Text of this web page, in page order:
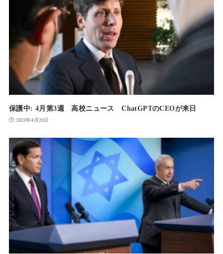
保護中: 4月第3週 高校ニュース ChatGPTのCEOが来日
2023年4月20日